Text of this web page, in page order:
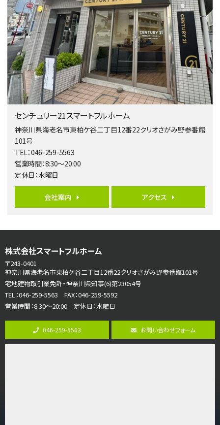
第4位
5,480万円
4ＬＤＫ
相模大野駅
バ9分・歩4分
２０１５年６月築、積水ハウス施工住宅です。 南東…
第5位
3,680万円
バ19分・ 歩8分
開放感があり日当たり良好な南西・北西角地区画。 …
第6位
4ＳＬＤＫ
海老名駅
さがみ野駅
歩17分
ご家族が集まるLDKは１７．５帖とゆとりある広さ…
第8位
4,190万円
4ＬＤＫ
桜ヶ丘駅
センチュリー21スマートフルホーム
神奈川県海老名市東柏ケ谷二丁目12番22クリオさがみ野参番館
101号
TEL：046-259-5563
営業時間：8:30～20:00
定休日：水曜日
会社案内 アクセス
株式会社スマートフルホーム
〒243-0401
神奈川県海老名市東柏ケ谷二丁目12番22クリオさがみ野参番館101号
宅地建物取引業免許・神奈川県知事(6)第23054号
TEL：046-259-5563 FAX：046-259-5592
営業時間：8:30～20:00 定休日：水曜日
046-259-5563 お問い合わせフォーム